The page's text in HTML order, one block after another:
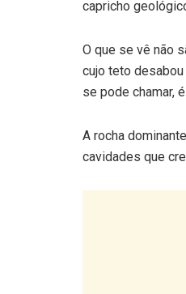
capricho
O que se vê não
cujo teto
se pode chamar,
A rocha
cavidades que